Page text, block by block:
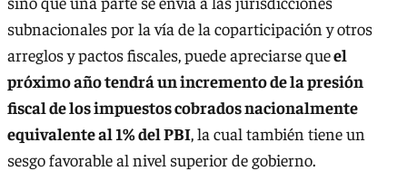
subnacionales por la vía de la coparticipación y otros
arreglos y pactos fiscales, puede apreciarse queel
próximo año tendrá un incremento de la presión
fiscal de los impuestos cobrados nacionalmente
equivalente al 1% del PBI, la cual también tiene un
sesgo favorable al nivel superior de gobierno.